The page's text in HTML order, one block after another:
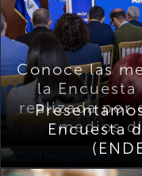
Conoce las
la Encuesta
realizada por
medios
Encuesta